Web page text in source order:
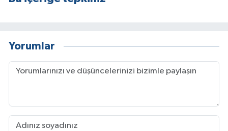
Yorumlar